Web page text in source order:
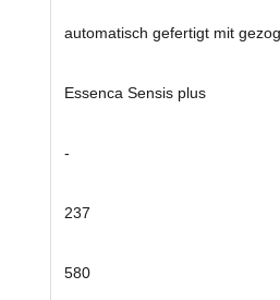
automatisch gefertigt mit
Essenca Sensis plus
-
237
580